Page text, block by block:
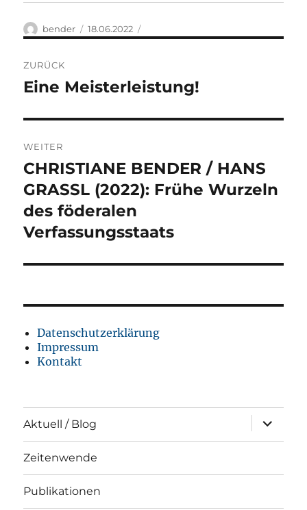
Autor
bender
Veröffentlicht
am
18.06.2022
ZURÜCK
Vorheriger
Eine Meisterleistung!
WEITER
Nächster
Beitrag:
CHRISTIANE BENDER / HANS
GRASSL (2022): Frühe Wurzeln
des föderalen
Verfassungsstaats
Datenschutz­erklärung
Impressum
Kontakt
Aktuell / Blog
öffnen
Zeitenwende
Publikationen